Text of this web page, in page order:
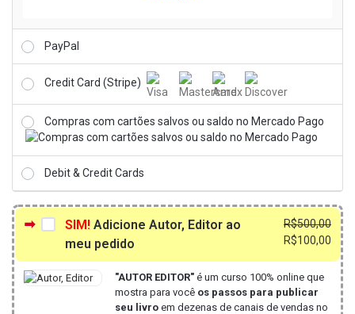
PayPal
Credit Card (Stripe)
Compras com cartões salvos ou saldo no Mercado Pago
Debit & Credit Cards
SIM! Adicione Autor, Editor ao
meu pedido
R$500,00
era:
R$100,00
atual
é:
"AUTOR EDITOR" é um curso 100% online que
mostra para você os passos para publicar
seu livro em dezenas de canais de vendas no